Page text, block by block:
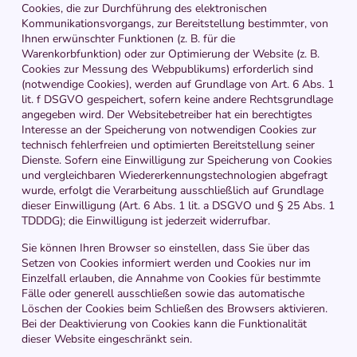
Cookies, die zur Durchführung des elektronischen
Kommunikationsvorgangs, zur Bereitstellung bestimmter, von
Ihnen erwünschter Funktionen (z. B. für die
Warenkorbfunktion) oder zur Optimierung der Website (z. B.
Cookies zur Messung des Webpublikums) erforderlich sind
(notwendige Cookies), werden auf Grundlage von Art. 6 Abs. 1
lit. f DSGVO gespeichert, sofern keine andere Rechtsgrundlage
angegeben wird. Der Websitebetreiber hat ein berechtigtes
Interesse an der Speicherung von notwendigen Cookies zur
technisch fehlerfreien und optimierten Bereitstellung seiner
Dienste. Sofern eine Einwilligung zur Speicherung von Cookies
und vergleichbaren Wiedererkennungstechnologien abgefragt
wurde, erfolgt die Verarbeitung ausschließlich auf Grundlage
dieser Einwilligung (Art. 6 Abs. 1 lit. a DSGVO und § 25 Abs. 1
TDDDG); die Einwilligung ist jederzeit widerrufbar.
Sie können Ihren Browser so einstellen, dass Sie über das
Setzen von Cookies informiert werden und Cookies nur im
Einzelfall erlauben, die Annahme von Cookies für bestimmte
Fälle oder generell ausschließen sowie das automatische
Löschen der Cookies beim Schließen des Browsers aktivieren.
Bei der Deaktivierung von Cookies kann die Funktionalität
dieser Website eingeschränkt sein.